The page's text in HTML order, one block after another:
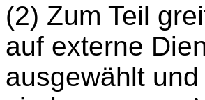
(2) Zum Teil
auf externe
ausgewählt